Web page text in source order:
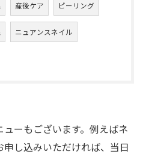
産後ケア ピーリング
ニュアンスネイル
ーもございます。例えばネ
し込みいただければ、当日